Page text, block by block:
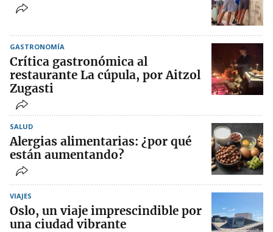
GASTRONOMÍA
Crítica gastronómica al
restaurante La cúpula, por Aitzol
Zugasti
SALUD
Alergias alimentarias: ¿por qué
están aumentando?
VIAJES
Oslo, un viaje imprescindible por
una ciudad vibrante